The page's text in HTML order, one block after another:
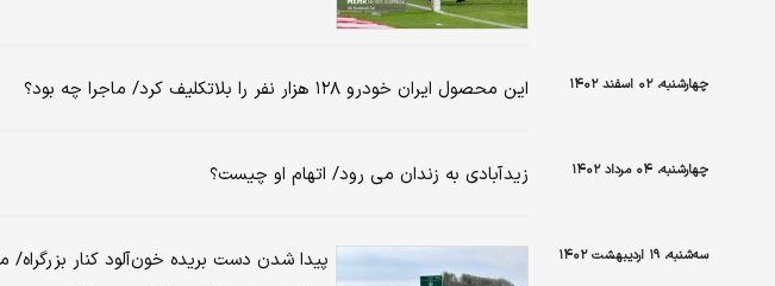
چهارشنبه، ۰۲ اسفند ۱۴۰۲ این محصول ایران خودرو ۱۲۸ هزار نفر را بلاتکلیف کرد/ ماجرا چه بود؟
چهارشنبه، ۰۴ مرداد ۱۴۰۲ زیدآبادی به زندان می رود/ اتهام او چیست؟
سه‌شنبه، ۱۹ اردیبهشت ۱۴۰۲ پیدا شدن دست بریده خون‌آلود کنار بزرگراه/